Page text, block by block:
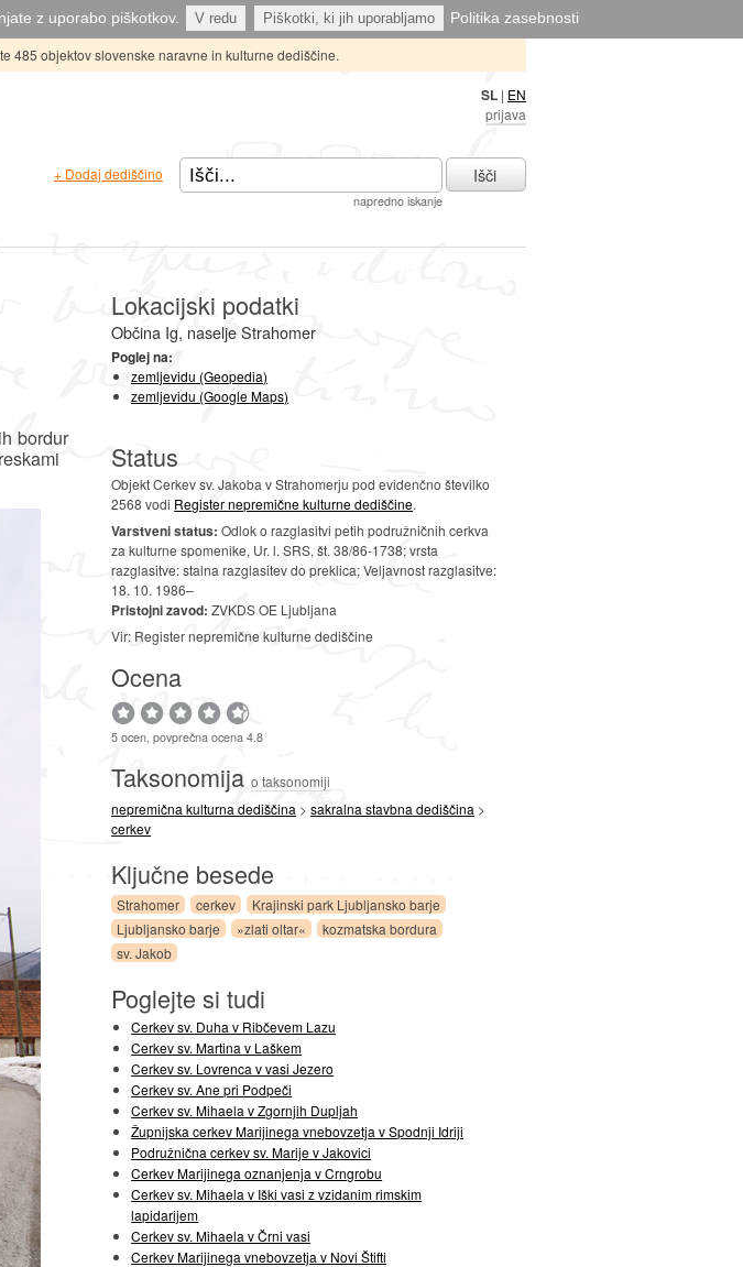
z uporabo piškotkov. V redu Piškotki, ki jih uporabljamo Politika zasebnosti
485 objektov slovenske naravne in kulturne dediščine.
SL | EN
prijava
+ Dodaj dediščino
napredno iskanje
Išči
bordur
Lokacijski podatki
Občina Ig, naselje Strahomer
Poglej na:
zemljevidu (Geopedia)
zemljevidu (Google Maps)
Status
Objekt Cerkev sv. Jakoba v Strahomerju pod evidenčno številko
2568 vodi Register nepremične kulturne dediščine.
Varstveni status: Odlok o razglasitvi petih podružničnih cerkva
za kulturne spomenike, Ur. l. SRS, št. 38/86-1738; vrsta
razglasitve: stalna razglasitev do preklica; Veljavnost razglasitve:
18. 10. 1986–
Pristojni zavod: ZVKDS OE Ljubljana
Vir: Register nepremične kulturne dediščine
Ocena
5 ocen, povprečna ocena 4.8
Taksonomijao taksonomiji
nepremična kulturna dediščina >sakralna stavbna dediščina >
cerkev
Ključne besede
Strahomer cerkev
Krajinski park Ljubljansko barje
Ljubljansko barje
»zlati oltar«
kozmatska bordura
sv. Jakob
Poglejte si tudi
Cerkev sv. Duha v Ribčevem Lazu
Cerkev sv. Martina v Laškem
Cerkev sv. Lovrenca v vasi Jezero
Cerkev sv. Ane pri Podpeči
Cerkev sv. Mihaela v Zgornjih Dupljah
Župnijska cerkev Marijinega vnebovzetja v Spodnji Idriji
Podružnična cerkev sv. Marije v Jakovici
Cerkev Marijinega oznanjenja v Crngrobu
Cerkev sv. Mihaela v Iški vasi z vzidanim rimskim
lapidarijem
Cerkev sv. Mihaela v Črni vasi
Cerkev Marijinega vnebovzetja v Novi Štifti